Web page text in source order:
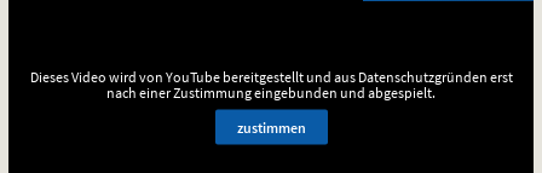
Dieses Video wird von YouTube bereitgestellt und aus Datenschutzgründen erst
nach einer Zustimmung eingebunden und abgespielt.
zustimmen